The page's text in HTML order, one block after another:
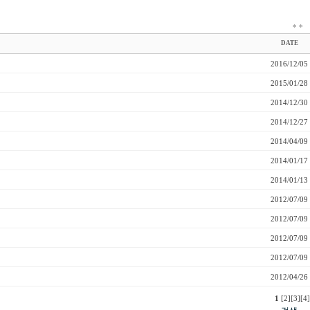
* *
DATE
2016/12/05
2015/01/28
2014/12/30
2014/12/27
2014/04/09
2014/01/17
2014/01/13
2012/07/09
2012/07/09
2012/07/09
2012/07/09
2012/04/26
1 [2] [3] [4]